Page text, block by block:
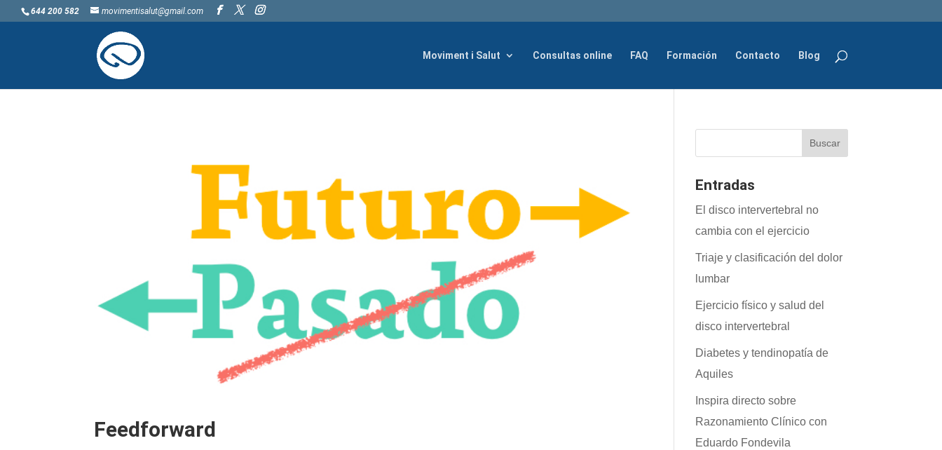
644 200 582 movimentisalut@gmail.com
Moviment i Salut Consultas online FAQ Formación Contacto Blog
Feedforward
Entradas
El disco intervertebral no
cambia con el ejercicio
Triaje y clasificación del dolor
lumbar
Ejercicio físico y salud del
disco intervertebral
Diabetes y tendinopatía de
Aquiles
Inspira directo sobre
Razonamiento Clínico con
Eduardo Fondevila